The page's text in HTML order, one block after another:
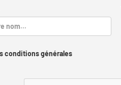
conditions générales